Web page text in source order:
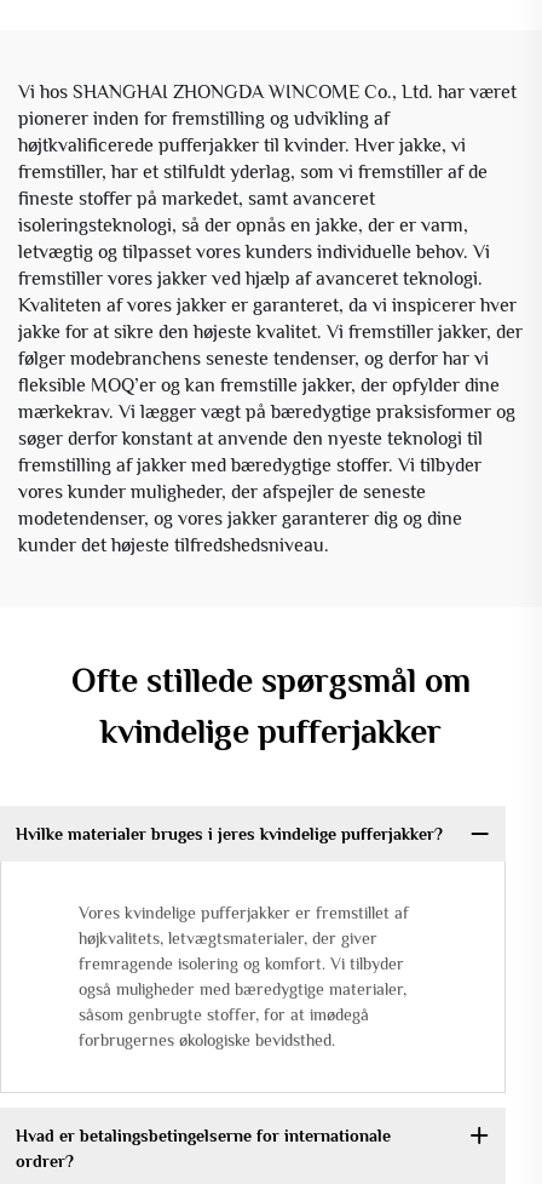
Vi hos SHANGHAI ZHONGDA WINCOME Co., Ltd. har været
pionerer inden for fremstilling og udvikling af
højtkvalificerede pufferjakker til kvinder. Hver jakke, vi
fremstiller, har et stilfuldt yderlag, som vi fremstiller af de
fineste stoffer på markedet, samt avanceret
isoleringsteknologi, så der opnås en jakke, der er varm,
letvægtig og tilpasset vores kunders individuelle behov. Vi
fremstiller vores jakker ved hjælp af avanceret teknologi.
Kvaliteten af vores jakker er garanteret, da vi inspicerer hver
jakke for at sikre den højeste kvalitet. Vi fremstiller jakker, der
følger modebranchens seneste tendenser, og derfor har vi
fleksible MOQ’er og kan fremstille jakker, der opfylder dine
mærkekrav. Vi lægger vægt på bæredygtige praksisformer og
søger derfor konstant at anvende den nyeste teknologi til
fremstilling af jakker med bæredygtige stoffer. Vi tilbyder
vores kunder muligheder, der afspejler de seneste
modetendenser, og vores jakker garanterer dig og dine
kunder det højeste tilfredshedsniveau.
Ofte stillede spørgsmål om
kvindelige pufferjakker
Hvilke materialer bruges i jeres kvindelige pufferjakker?
Vores kvindelige pufferjakker er fremstillet af
højkvalitets, letvægtsmaterialer, der giver
fremragende isolering og komfort. Vi tilbyder
også muligheder med bæredygtige materialer,
såsom genbrugte stoffer, for at imødegå
forbrugernes økologiske bevidsthed.
Hvad er betalingsbetingelserne for internationale
ordrer?